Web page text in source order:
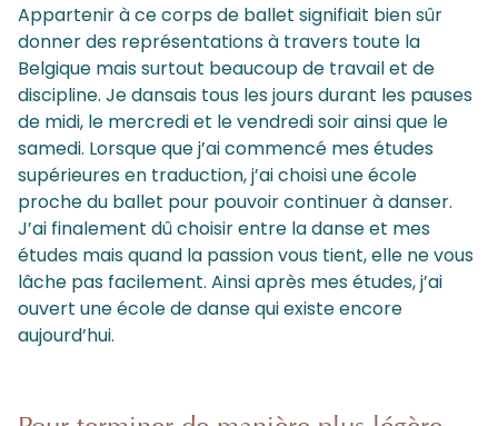
Appartenir à ce corps de ballet signifiait bien sûr
donner des représentations à travers toute la
Belgique mais surtout beaucoup de travail et de
discipline. Je dansais tous les jours durant les pauses
de midi, le mercredi et le vendredi soir ainsi que le
samedi. Lorsque que j’ai commencé mes études
supérieures en traduction, j’ai choisi une école
proche du ballet pour pouvoir continuer à danser.
J’ai finalement dû choisir entre la danse et mes
études mais quand la passion vous tient, elle ne vous
lâche pas facilement. Ainsi après mes études, j’ai
ouvert une école de danse qui existe encore
aujourd’hui.